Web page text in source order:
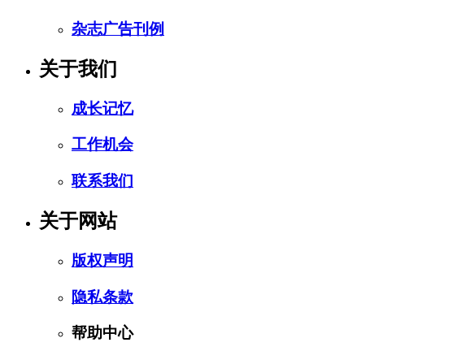
杂志广告刊例
关于我们
成长记忆
工作机会
联系我们
关于网站
版权声明
隐私条款
帮助中心